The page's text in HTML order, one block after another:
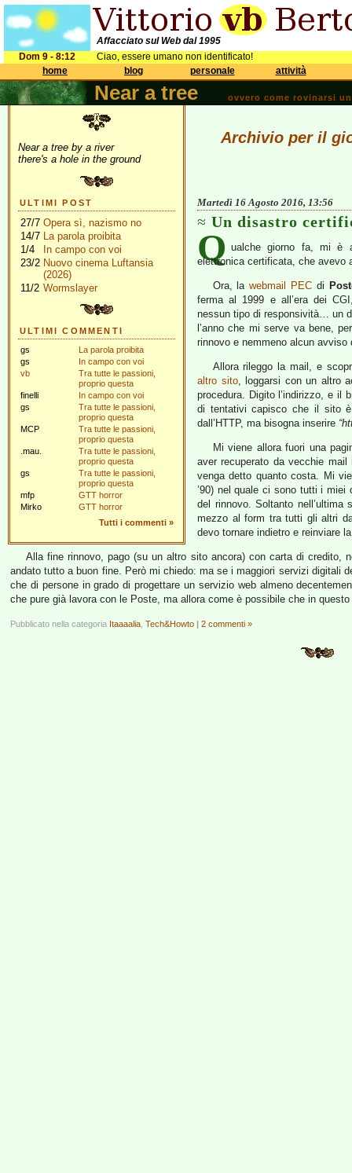
Affacciato sul Web dal 1995
Dom 9 - 8:12
Ciao, essere umano non identificato!
home
blog personale attività
Near a tree ovvero come rovinarsi
Near a tree by a river
there's a hole in the ground
ULTIMI POST
27/7 Opera sì, nazismo no
14/7 La parola proibita
1/4
In campo con voi
23/2 Nuovo cinema Luftansia
(2026)
11/2 Wormslayer
ULTIMI COMMENTI
gs
La parola proibita
gs
In campo con voi
vb
Tra tutte le passioni,
proprio questa
finelli
In campo con voi
gs
Tra tutte le passioni,
proprio questa
MCP
Tra tutte le passioni,
proprio questa
.mau.
Tra tutte le passioni,
proprio questa
gs
Tra tutte le passioni,
proprio questa
mfp
GTT horror
Mirko
GTT horror
Tutti i commenti »
Archivio per il
Martedì 16 Agosto 2016, 13:56
Un disastro
Q ualche giorno fa, mi è
elettronica certificata, che avevo
Ora, lawebmail PEC di
ferma al 1999 e all’era dei
nessun tipo di responsività… un
l’anno che mi serve va bene,
rinnovo e nemmeno alcun avviso
Allora rileggo la mail, e
altro sito, loggarsi con un altro
procedura. Digito l’indirizzo, e il
di tentativi capisco che il sito è
dall’HTTP, ma bisogna inserire
Mi viene allora fuori una
aver recuperato da vecchie
venga detto quanto costa. Mi
’90) nel quale ci sono tutti i miei
del rinnovo. Soltanto
mezzo al form tra tutti gli altri
devo tornare indietro e reinviare
Alla fine rinnovo, pago (su un altro sito ancora) con carta di credito,
andato tutto a buon fine. Però mi chiedo: ma se i maggiori servizi digitali
che di persone in grado di progettare un servizio web almeno
che pure già lavora con le Poste, ma allora come è possibile che in
Pubblicato nella categoria Itaaaalia Tech&Howto | 2 commenti »